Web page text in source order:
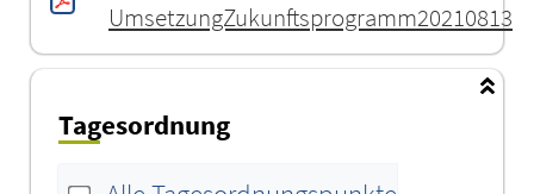
UmsetzungZukunftsprogramm20210813
Tagesordnung